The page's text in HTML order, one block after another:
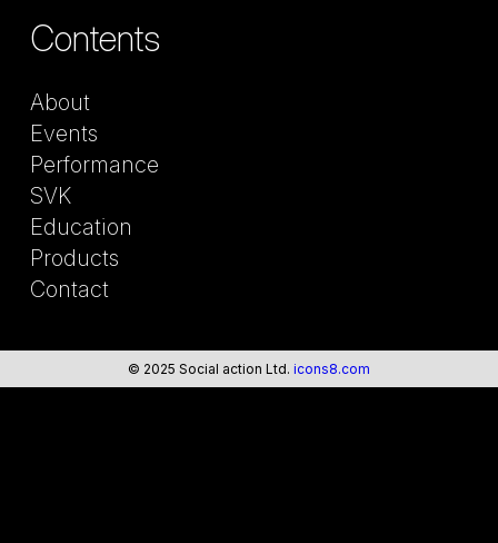
Contents
About
Events
Performance
SVK
Education
Products
Contact
© 2025 Social action Ltd. icons8.com